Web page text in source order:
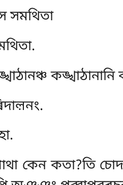
সমথিতা
কঙ্খাঠানানি
কেন কতা?তি